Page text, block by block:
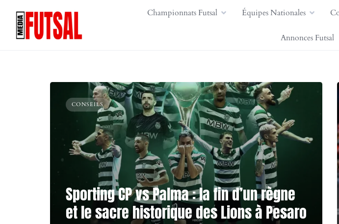
content
Championnats Futsal Équipes Nationales
Annonces Futsal
CONSEILS
Sporting CP vs Palma : la fin d’un règne
et le sacre historique des Lions à Pesaro